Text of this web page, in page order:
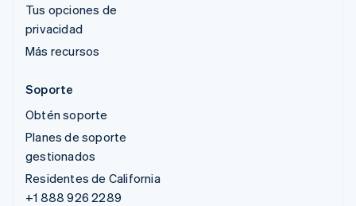
Tus opciones de
privacidad
Más recursos
Soporte
Obtén soporte
Planes de soporte
gestionados
Residentes de California
+1 888 926 2289